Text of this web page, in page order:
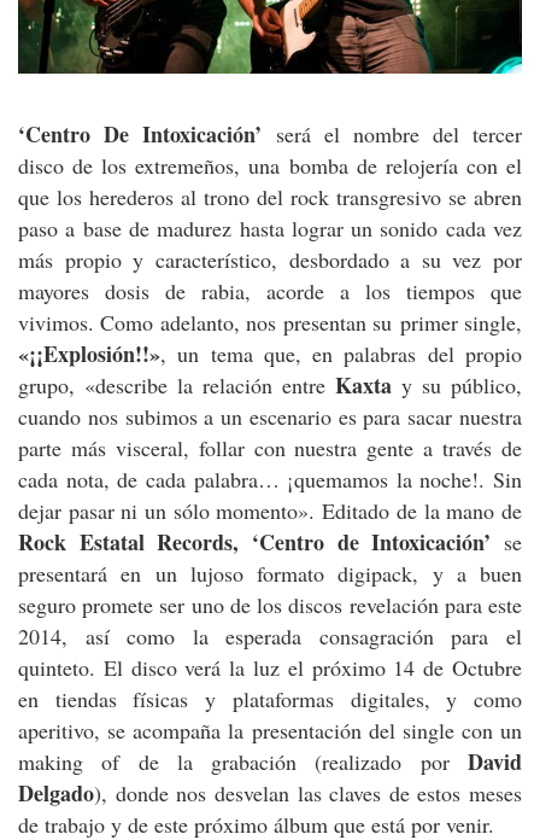
‘Centro De Intoxicación’ será el nombre del tercer
disco de los extremeños, una bomba de relojería con el
que los herederos al trono del rock transgresivo se abren
paso a base de madurez hasta lograr un sonido cada vez
más propio y característico, desbordado a su vez por
mayores dosis de rabia, acorde a los tiempos que
vivimos. Como adelanto, nos presentan su primer single,
«¡¡Explosión!!», un tema que, en palabras del propio
grupo, «describe la relación entre Kaxta y su público,
cuando nos subimos a un escenario es para sacar nuestra
parte más visceral, follar con nuestra gente a través de
cada nota, de cada palabra… ¡quemamos la noche!. Sin
dejar pasar ni un sólo momento». Editado de la mano de
Rock Estatal Records, ‘Centro de Intoxicación’ se
presentará en un lujoso formato digipack, y a buen
seguro promete ser uno de los discos revelación para este
2014, así como la esperada consagración para el
quinteto. El disco verá la luz el próximo 14 de Octubre
en tiendas físicas y plataformas digitales, y como
aperitivo, se acompaña la presentación del single con un
making of de la grabación (realizado por David
Delgado), donde nos desvelan las claves de estos meses
de trabajo y de este próximo álbum que está por venir.